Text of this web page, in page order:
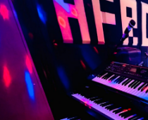
コ
ン
ツ
へ